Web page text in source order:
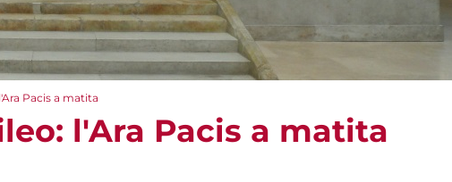
Pacis a matita
l'Ara Pacis a matita